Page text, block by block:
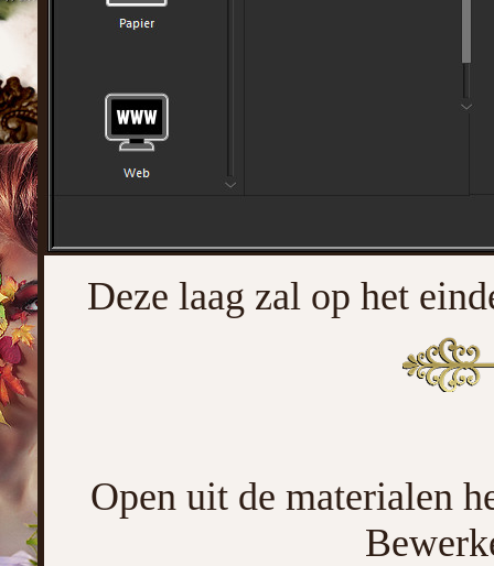
Deze laag zal op het
Open uit de materialen